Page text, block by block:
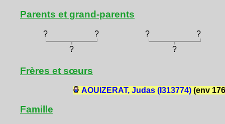
Parents et grand-parents
? ? ?
?
?
?
Frères et sœurs
AOUIZERAT, Judas (I313774)(env
Famille